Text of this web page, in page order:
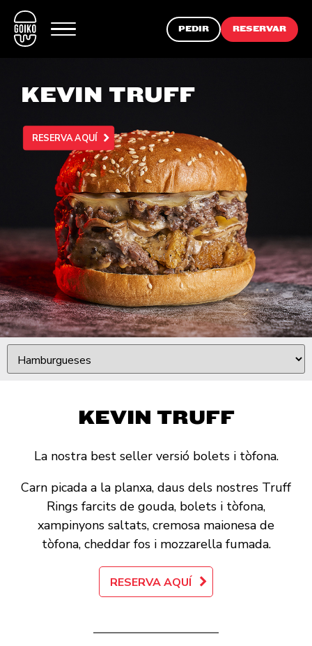
PEDIR RESERVAR
KEVIN TRUFF
RESERVA AQUÍ
KEVIN TRUFF
La nostra best seller versió bolets i tòfona.
Carn picada a la planxa, daus dels nostres Truff
Rings farcits de gouda, bolets i tòfona,
xampinyons saltats, cremosa maionesa de
tòfona, cheddar fos i mozzarella fumada.
RESERVA AQUÍ